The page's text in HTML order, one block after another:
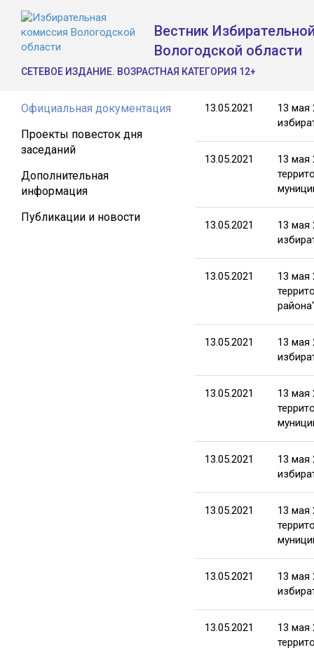
Вестник
Вологодской области
СЕТЕВОЕ ИЗДАНИЕ. ВОЗРАСТНАЯ КАТЕГОРИЯ 12+
Официальная документация
Проекты повесток дня
заседаний
Дополнительная
информация
Публикации и новости
13.05.2021
13 мая
13.05.2021
13 мая
13.05.2021
13 мая
13.05.2021
13 мая
13.05.2021
13 мая
13.05.2021
13 мая
13.05.2021
13 мая
13.05.2021
13 мая
13.05.2021
13 мая
13.05.2021
13 мая